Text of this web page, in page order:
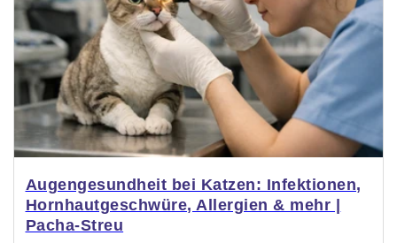
Augengesundheit bei Katzen: Infektionen,
Hornhautgeschwüre, Allergien & mehr |
Pacha-Streu